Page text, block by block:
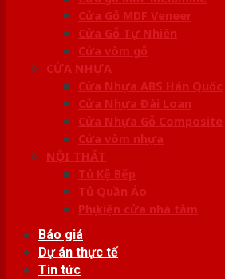
Cửa Gỗ MDF Veneer
Cửa Gỗ Tự Nhiên
Cửa vòm gỗ
CỬA NHỰA
Cửa Nhựa ABS Hàn Quốc
Cửa Nhựa Đài Loan
Cửa Nhựa Gỗ Composite
Cửa vòm nhựa
NỘI THẤT
Tủ Kệ Bếp
Tủ Quần Áo
Phụ kiện cửa nhà tắm
Báo giá
Dự án thực tế
Tin tức